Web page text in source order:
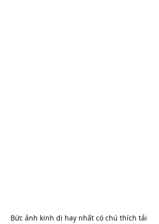
Bức ảnh kinh dị hay nhất có chú thích tải